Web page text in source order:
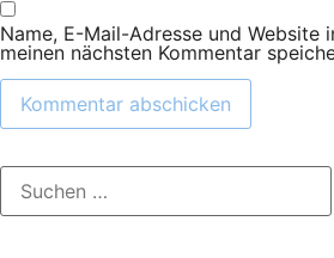
Name, E-Mail-Adresse und Website
meinen nächsten Kommentar
Suchen
nach: